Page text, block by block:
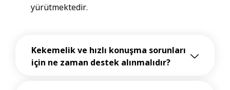
yürütmektedir.
Kekemelik ve hızlı konuşma sorunları
için ne zaman destek alınmalıdır?